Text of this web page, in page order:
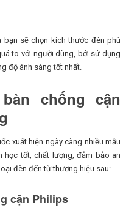
sẽ chọn kích thước đèn phù
to với người dùng, bởi sử dụng
độ ánh sáng tốt nhất.
chống cận
xuất hiện ngày càng nhiều mẫu
học tốt, chất lượng, đảm bảo an
đèn đến từ thương hiệu sau:
cận Philips